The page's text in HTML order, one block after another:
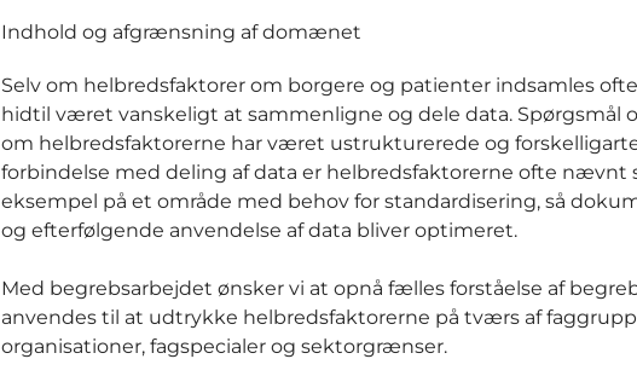
Indhold og afgrænsning af domænet
Selv om helbredsfaktorer om borgere og patienter indsamles
hidtil været vanskeligt at sammenligne og dele data. Spørgsmål
om helbredsfaktorerne har været ustrukturerede og
forbindelse med deling af data er helbredsfaktorerne ofte nævnt
eksempel på et område med behov for standardisering, så
og efterfølgende anvendelse af data bliver optimeret.
Med begrebsarbejdet ønsker vi at opnå fælles forståelse af
anvendes til at udtrykke helbredsfaktorerne på tværs af
organisationer, fagspecialer og sektorgrænser.